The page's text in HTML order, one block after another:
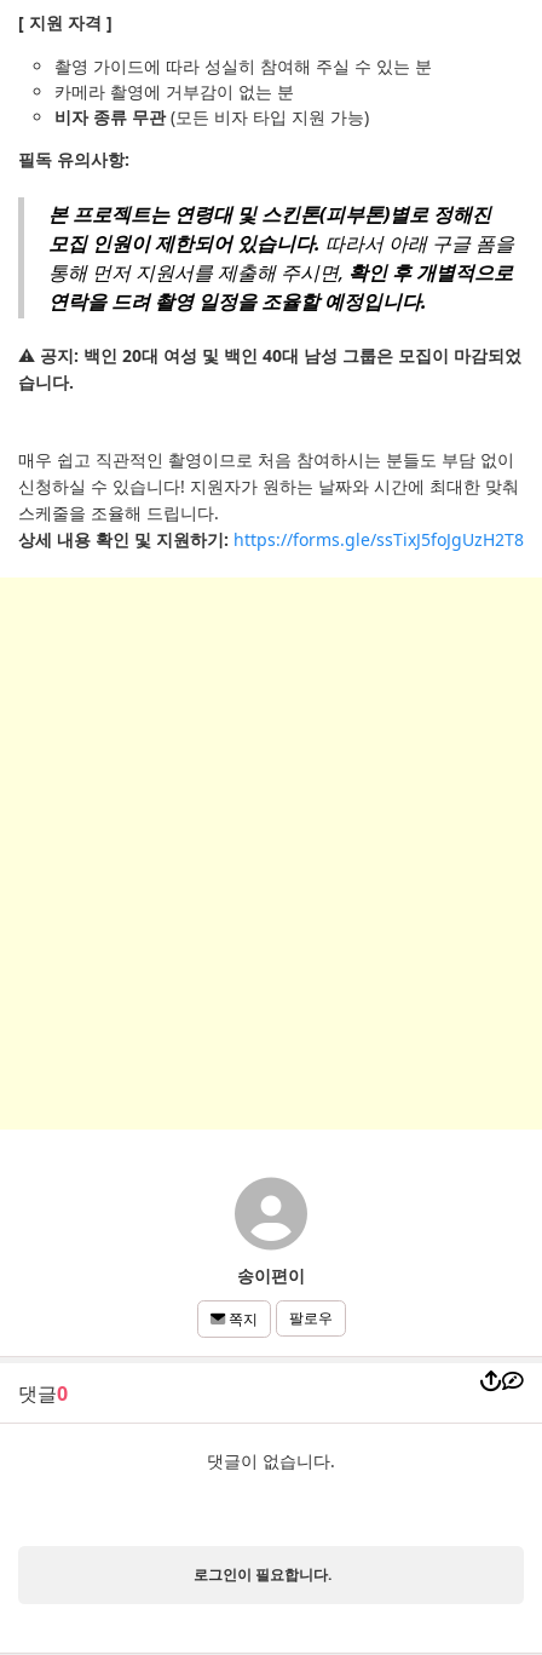
[ 지원 자격 ]
촬영 가이드에 따라 성실히 참여해 주실 수 있는 분
카메라 촬영에 거부감이 없는 분
비자 종류 무관(모든 비자 타입 지원 가능)
필독 유의사항:
본 프로젝트는 연령대 및 스킨톤(피부톤)별로 정해진
모집 인원이 제한되어 있습니다. 따라서 아래 구글 폼을
통해 먼저 지원서를 제출해 주시면, 확인 후 개별적으로
연락을 드려 촬영 일정을 조율할 예정입니다.
⚠️ 공지: 백인 20대 여성 및 백인 40대 남성 그룹은 모집이 마감되었
습니다.
매우 쉽고 직관적인 촬영이므로 처음 참여하시는 분들도 부담 없이
신청하실 수 있습니다! 지원자가 원하는 날짜와 시간에 최대한 맞춰
스케줄을 조율해 드립니다.
상세 내용 확인 및 지원하기: https://forms.gle/ssTixJ5foJgUzH2T8
송이편이
쪽지 팔로우
댓글0
댓글이 없습니다.
로그인이 필요합니다.